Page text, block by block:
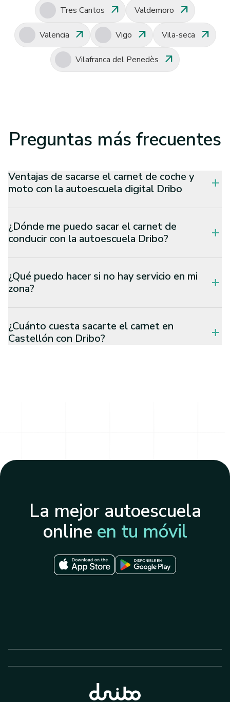
Tres Cantos arrow_outward Valdemoro arrow_outward
Valencia arrow_outward Vigo arrow_outward Vila-seca arrow_outward
Vilafranca del Penedès arrow_outward
Preguntas más frecuentes
Ventajas de sacarse el carnet de coche y
moto con la autoescuela digital Dribo
add
¿Dónde me puedo sacar el carnet de
conducir con la autoescuela Dribo?
add
¿Qué puedo hacer si no hay servicio en mi
zona?
add
¿Cuánto cuesta sacarte el carnet en
Castellón con Dribo?
add
La mejor autoescuela
online en tu móvil